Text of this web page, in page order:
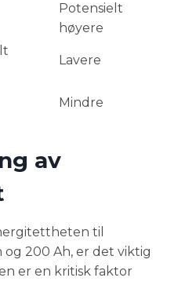
Potensielt
høyere
Lavere
Mindre
av
til
og 200 Ah, er det viktig
er en kritisk faktor